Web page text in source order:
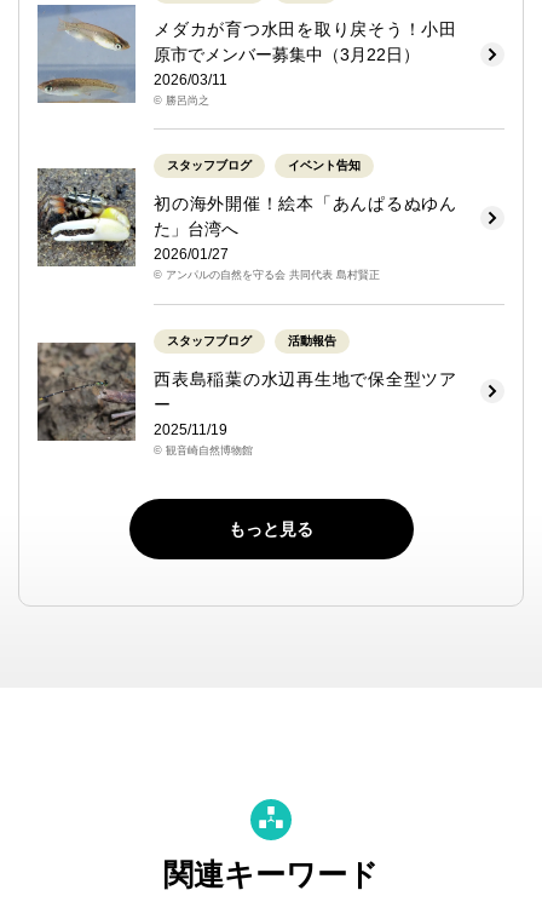
メダカが育つ水田を取り戻そう！小田
原市でメンバー募集中（3月22日）
2026/03/11
© 勝呂尚之
スタッフブログ イベント告知
初の海外開催！絵本「あんぱるぬゆん
た」台湾へ
2026/01/27
© アンパルの自然を守る会 共同代表 島村賢正
スタッフブログ 活動報告
西表島稲葉の水辺再生地で保全型ツア
ー
2025/11/19
© 観音崎自然博物館
もっと見る
関連キーワード